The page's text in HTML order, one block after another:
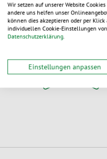
Wir setzen auf unserer Website
andere uns helfen unser
können dies akzeptieren oder per
individuellen Cookie-Einstellungen
Datenschutzerklärung.
Einstellungen anpassen